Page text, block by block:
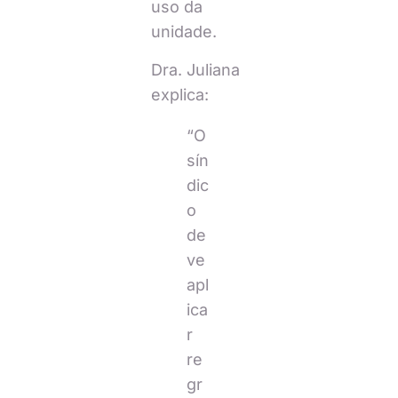
uso da
unidade.
Dra. Juliana
explica:
“O
sín
dic
o
de
ve
apl
ica
r
re
gr